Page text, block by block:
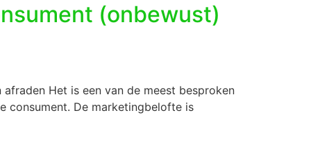
(onbewust)
Het is een van de meest besproken
consument. De marketingbelofte is